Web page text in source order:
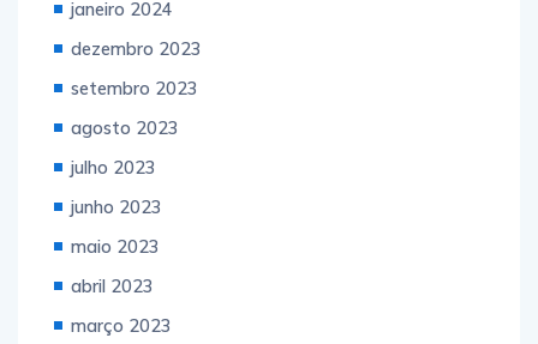
janeiro 2024
dezembro 2023
setembro 2023
agosto 2023
julho 2023
junho 2023
maio 2023
abril 2023
março 2023